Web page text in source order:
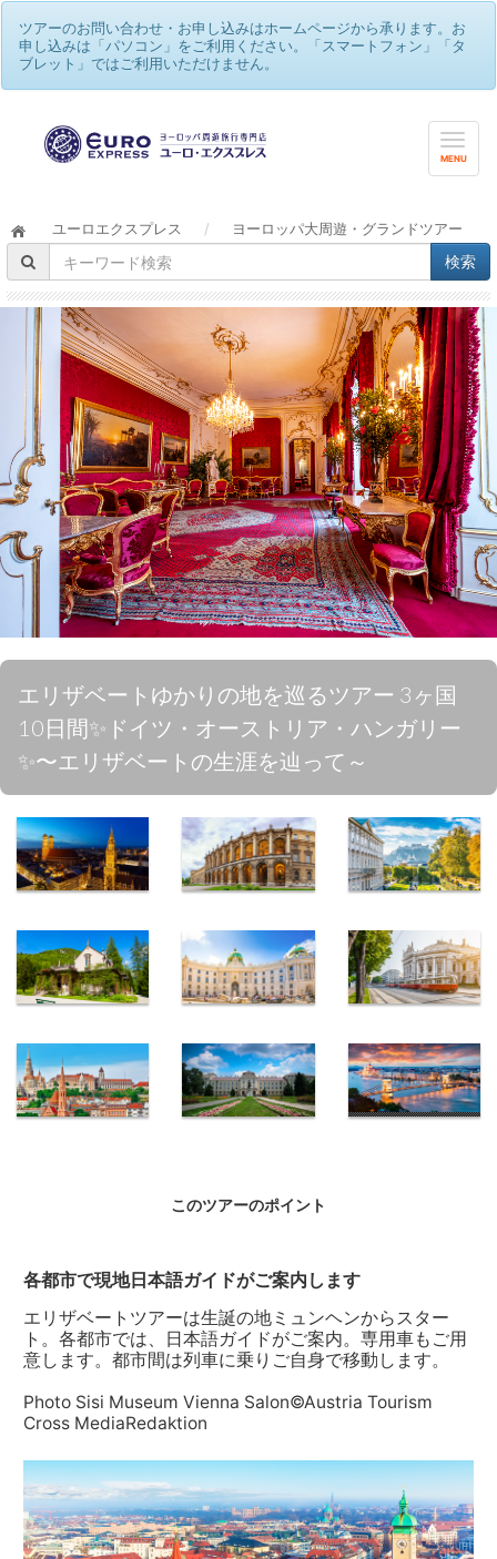
ツアーのお問い合わせ・お申し込みはホームページから承ります。お
申し込みは「パソコン」をご利用ください。「スマートフォン」「タ
ブレット」ではご利用いただけません。
MENU
ユーロエクスプレス / ヨーロッパ大周遊・グランドツアー
エリザベートゆかりの地を巡るツアー 3ヶ国
10日間✨ドイツ・オーストリア・ハンガリー
✨〜エリザベートの生涯を辿って～
ミュンヘン
夜のマリエン
広場
ミュンヘン
レジデンツ王
宮
ザルツブル
ク ミラベル
宮殿とホーエ
ンザルツブル
バートイシュ
ル エリザベ
ート大理石の
小城
ウィーン ホ
ーフブルク宮
殿
ウィーンのリ
ンク通りを走
るトラム
お気に入りの
グドゥルー宮
このツアーのポイント
各都市で現地日本語ガイドがご案内します
エリザベートツアーは生誕の地ミュンヘンからスター
ト。各都市では、日本語ガイドがご案内。専用車もご用
意します。都市間は列車に乗りご自身で移動します。
Photo Sisi Museum Vienna Salon©Austria Tourism
Cross MediaRedaktion